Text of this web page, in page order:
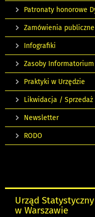
Patronaty honorowe
Zamówienia publiczne
Infografiki
Zasoby Informatorium
Praktyki w Urzędzie
Likwidacja /
Newsletter
RODO
Urząd Statystyczny
w Warszawie